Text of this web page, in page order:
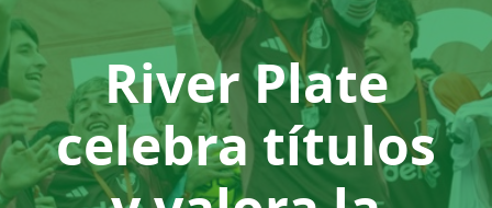
River Plate
celebra títulos